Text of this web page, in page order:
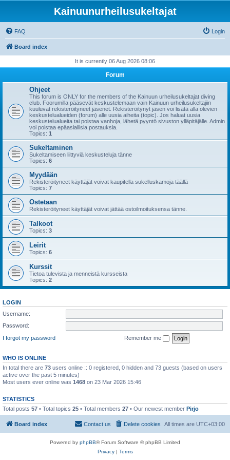
Kainuunurheilusukeltajat
FAQ Login
Board index
It is currently 06 Aug 2026 08:06
Forum
Ohjeet
This forum is ONLY for the members of the Kainuun urheilusukeltajat diving
club. Foorumilla pääsevät keskustelemaan vain Kainuun urheilusukeltajiin
kuuluvat rekisteröityneet jäsenet. Rekisteröitynyt jäsen voi lisätä alla olevien
keskustelualueiden (forum) alle uusia aiheita (topic). Jos haluat uusia
keskustelualueita tai poistaa vanhoja, lähetä pyyntö sivuston ylläpitäjälle. Admin
voi poistaa epäasiallisia postauksia.
Topics: 1
Sukeltaminen
Sukeltamiseen liittyviä keskusteluja tänne
Topics: 6
Myydään
Rekisteröityneet käyttäjät voivat kaupitella sukelluskamoja täällä
Topics: 7
Ostetaan
Rekisteröityneet käyttäjät voivat jättää ostoilmoituksensa tänne.
Talkoot
Topics: 3
Leirit
Topics: 6
Kurssit
Tietoa tulevista ja menneistä kursseista
Topics: 2
LOGIN
Username:
Password:
I forgot my password
Remember me
WHO IS ONLINE
In total there are 73 users online :: 0 registered, 0 hidden and 73 guests (based on users
active over the past 5 minutes)
Most users ever online was 1468 on 23 Mar 2026 15:46
STATISTICS
Total posts 57 • Total topics 25 • Total members 27 • Our newest member Pirjo
Board index All times are UTC+03:00
Delete cookies
Contact us
Powered by phpBB® Forum Software © phpBB Limited
Privacy| Terms